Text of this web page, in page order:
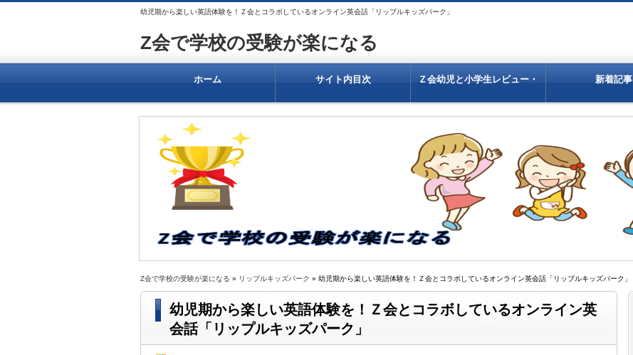
幼児期から楽しい英語体験を！Ｚ会とコラボしているオンライン英会話「リップルキッズパーク」
Z会で学校の受験が楽になる
ホーム サイト内目次 Ｚ会幼児と小学生レビュー・
なぜ？結果を出すＺ会教材は
どんなもの？
新着記事
Z会で学校の受験が楽になる » リップルキッズパーク » 幼児期から楽しい英語体験を！Ｚ会とコラボしているオンライン英会話「リップルキッズパーク」
幼児期から楽しい英語体験を！Ｚ会とコラボしているオンライン英
会話「リップルキッズパーク」